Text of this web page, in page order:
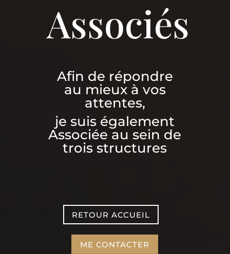
Associés
Afin de répondre
au mieux à vos
attentes,
je suis également
Associée au sein de
trois structures
RETOUR ACCUEIL
ME CONTACTER